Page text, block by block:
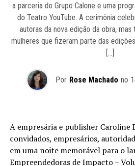
a parceria do Grupo Calone e uma
do Teatro YouTube. A cerimônia
autoras da nova edição da obra, mas
mulheres que fizeram parte das
[…]
Por Rose Machado no
A empresária e publisher Caroline
convidados, empresários,
em uma noite memorável para o
Empreendedoras de Impacto –